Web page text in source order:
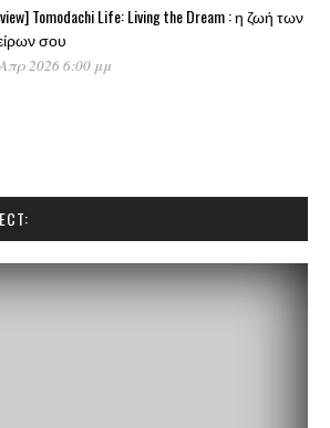
Tomodachi Life: Living the Dream : η ζωή των
σου
2026 6:00 μμ